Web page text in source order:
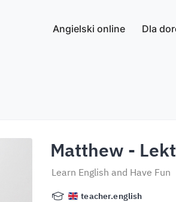
Angielski online Dla
Matthew -
Learn English and Have Fun
teacher.english